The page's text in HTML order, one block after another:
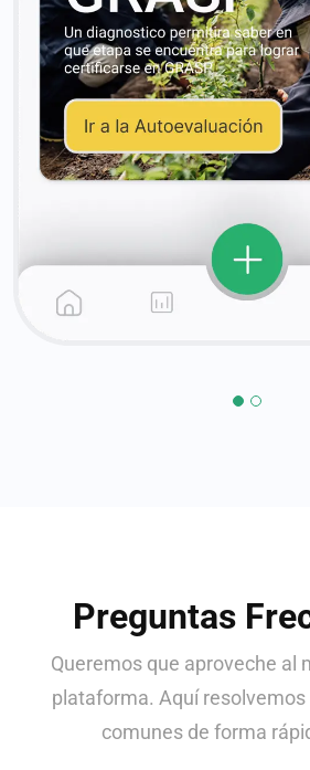
Preguntas
Queremos que aproveche al
plataforma. Aquí
comunes de forma